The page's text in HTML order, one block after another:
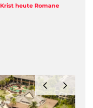
heute Romane